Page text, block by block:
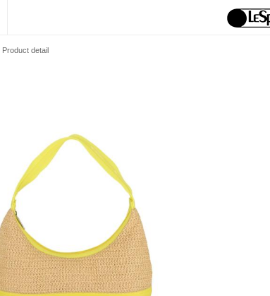
Product detail